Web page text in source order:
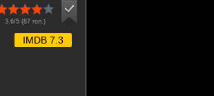
3.6/5 (87 гол.)
IMDB 7.3